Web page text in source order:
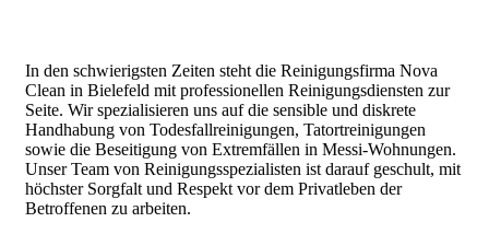
In den schwierigsten Zeiten steht die Reinigungsfirma Nova
Clean in Bielefeld mit professionellen Reinigungsdiensten zur
Seite. Wir spezialisieren uns auf die sensible und diskrete
Handhabung von Todesfallreinigungen, Tatortreinigungen
sowie die Beseitigung von Extremfällen in Messi-Wohnungen.
Unser Team von Reinigungsspezialisten ist darauf geschult, mit
höchster Sorgfalt und Respekt vor dem Privatleben der
Betroffenen zu arbeiten.